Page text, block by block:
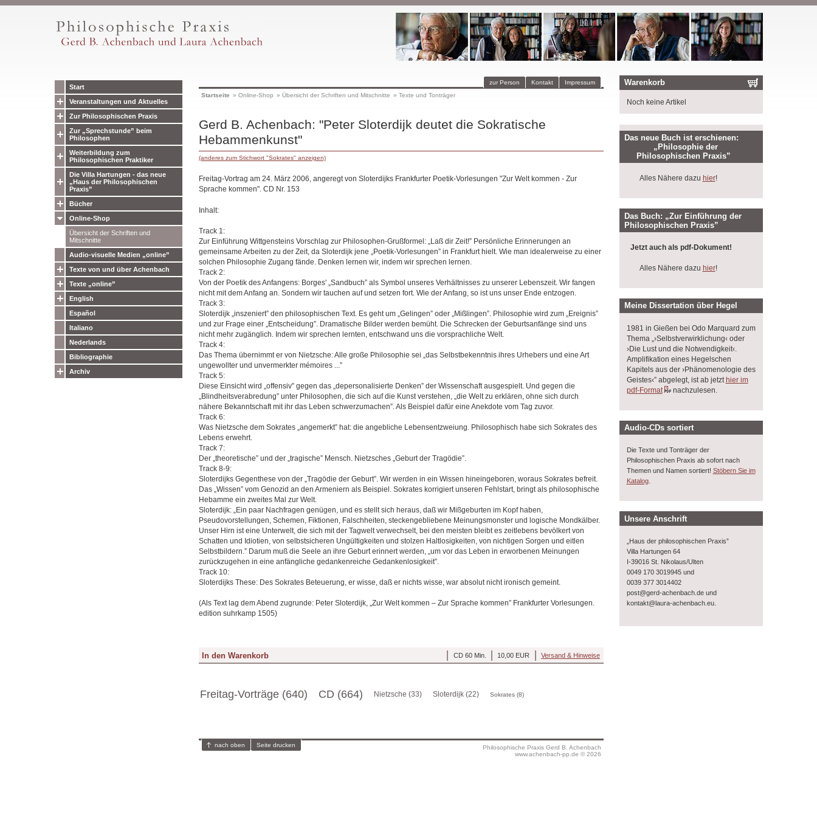
Start
Veranstaltungen und Aktuelles
Zur Philosophischen Praxis
Zur „Sprechstunde” beim
Philosophen
Weiterbildung zum
Philosophischen Praktiker
Die Villa Hartungen - das neue
„Haus der Philosophischen
Praxis”
Bücher
Online-Shop
Übersicht der Schriften und
Mitschnitte
Audio-visuelle Medien „online”
Texte von und über Achenbach
Texte „online”
English
Español
Italiano
Nederlands
Bibliographie
Archiv
Impressum
Kontakt
zur Person
Startseite » Online-Shop » Übersicht der Schriften und Mitschnitte » Texte und Tonträger
Gerd B. Achenbach: "Peter Sloterdijk deutet die Sokratische
Hebammenkunst"
(anderes zum Stichwort "Sokrates" anzeigen)
Freitag-Vortrag am 24. März 2006, angeregt von Sloterdijks Frankfurter Poetik-Vorlesungen "Zur Welt kommen - Zur
Sprache kommen". CD Nr. 153
Inhalt:
Track 1:
Zur Einführung Wittgensteins Vorschlag zur Philosophen-Grußformel: „Laß dir Zeit!” Persönliche Erinnerungen an
gemeinsame Arbeiten zu der Zeit, da Sloterdijk jene „Poetik-Vorlesungen” in Frankfurt hielt. Wie man idealerweise zu einer
solchen Philosophie Zugang fände. Denken lernen wir, indem wir sprechen lernen.
Track 2:
Von der Poetik des Anfangens: Borges' „Sandbuch” als Symbol unseres Verhältnisses zu unserer Lebenszeit. Wir fangen
nicht mit dem Anfang an. Sondern wir tauchen auf und setzen fort. Wie der Anfang, so ist uns unser Ende entzogen.
Track 3:
Sloterdijk „inszeniert” den philosophischen Text. Es geht um „Gelingen” oder „Mißlingen”. Philosophie wird zum „Ereignis”
und zur Frage einer „Entscheidung”. Dramatische Bilder werden bemüht. Die Schrecken der Geburtsanfänge sind uns
nicht mehr zugänglich. Indem wir sprechen lernten, entschwand uns die vorsprachliche Welt.
Track 4:
Das Thema übernimmt er von Nietzsche: Alle große Philosophie sei „das Selbstbekenntnis ihres Urhebers und eine Art
ungewollter und unvermerkter mémoires ...”
Track 5:
Diese Einsicht wird „offensiv” gegen das „depersonalisierte Denken” der Wissenschaft ausgespielt. Und gegen die
„Blindheitsverabredung” unter Philosophen, die sich auf die Kunst verstehen, „die Welt zu erklären, ohne sich durch
nähere Bekanntschaft mit ihr das Leben schwerzumachen”. Als Beispiel dafür eine Anekdote vom Tag zuvor.
Track 6:
Was Nietzsche dem Sokrates „angemerkt” hat: die angebliche Lebensentzweiung. Philosophisch habe sich Sokrates des
Lebens erwehrt.
Track 7:
Der „theoretische” und der „tragische” Mensch. Nietzsches „Geburt der Tragödie”.
Track 8-9:
Sloterdijks Gegenthese von der „Tragödie der Geburt”. Wir werden in ein Wissen hineingeboren, woraus Sokrates befreit.
Das „Wissen” vom Genozid an den Armeniern als Beispiel. Sokrates korrigiert unseren Fehlstart, bringt als philosophische
Hebamme ein zweites Mal zur Welt.
Sloterdijk: „Ein paar Nachfragen genügen, und es stellt sich heraus, daß wir Mißgeburten im Kopf haben,
Pseudovorstellungen, Schemen, Fiktionen, Falschheiten, steckengebliebene Meinungsmonster und logische Mondkälber.
Unser Hirn ist eine Unterwelt, die sich mit der Tagwelt verwechselt, bei den meisten bleibt es zeitlebens bevölkert von
Schatten und Idiotien, von selbstsicheren Ungültigkeiten und stolzen Haltlosigkeiten, von nichtigen Sorgen und eitlen
Selbstbildern.” Darum muß die Seele an ihre Geburt erinnert werden, „um vor das Leben in erworbenen Meinungen
zurückzugehen in eine anfängliche gedankenreiche Gedankenlosigkeit”.
Track 10:
Sloterdijks These: Des Sokrates Beteuerung, er wisse, daß er nichts wisse, war absolut nicht ironisch gemeint.
(Als Text lag dem Abend zugrunde: Peter Sloterdijk, „Zur Welt kommen – Zur Sprache kommen” Frankfurter Vorlesungen.
edition suhrkamp 1505)
Versand & Hinweise
10,00 EUR
CD 60 Min.
Freitag-Vorträge (640) CD (664) Nietzsche (33) Sloterdijk (22) Sokrates (8)
Philosophische Praxis Gerd B. Achenbach
www.achenbach-pp.de © 2026
nach oben Seite drucken
Warenkorb
Noch keine Artikel
Das neue Buch ist erschienen:
„Philosophie der
Philosophischen Praxis”
Alles Nähere dazu hier!
Das Buch: „Zur Einführung der
Philosophischen Praxis”
Jetzt auch als pdf-Dokument!
Alles Nähere dazu hier!
Meine Dissertation über Hegel
1981 in Gießen bei Odo Marquard zum
Thema „›Selbstverwirklichung‹ oder
›Die Lust und die Notwendigkeit‹.
Amplifikation eines Hegelschen
Kapitels aus der ›Phänomenologie des
Geistes‹” abgelegt, ist ab jetzt hier im
pdf-Format
nachzulesen.
Audio-CDs sortiert
Die Texte und Tonträger der
Philosophischen Praxis ab sofort nach
Themen und Namen sortiert! Stöbern Sie im
Katalog.
Unsere Anschrift
„Haus der philosophischen Praxis”
Villa Hartungen 64
I-39016 St. Nikolaus/Ulten
0049 170 3019945 und
0039 377 3014402
post@gerd-achenbach.de und
kontakt@laura-achenbach.eu.